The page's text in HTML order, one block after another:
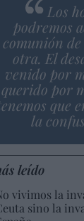
Los
podremos
comunión
otra. El
venido por
querido por
que
la
leído
vivimos la
sino la